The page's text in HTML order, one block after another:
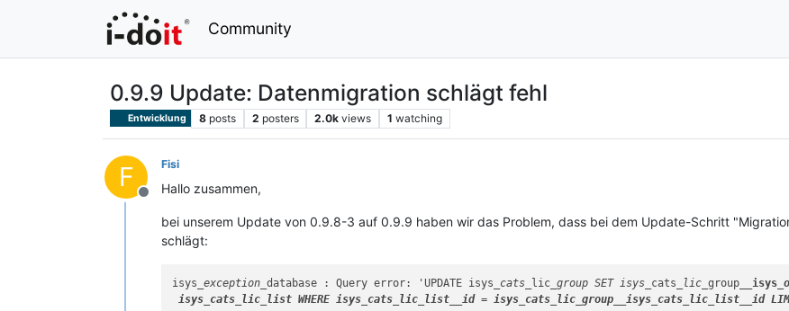
Community
0.9.9 Update: Datenmigration schlägt fehl
Entwicklung 8 posts 2 posters 2.0k views 1 watching
F
Offline
Fisi
Hallo zusammen,
bei unserem Update von 0.9.8-3 auf 0.9.9 haben wir das Problem, dass bei dem Update-Schritt
schlägt:
isys _exception_database : Query error: 'UPDATE isys _cats_ lic _group SET isys_ cats _lic_group __isys
isys _cats_ lic _list WHERE isys_ cats _lic_ list__id = isys_ cats _lic_group__isys_ cats _lic_ list__id